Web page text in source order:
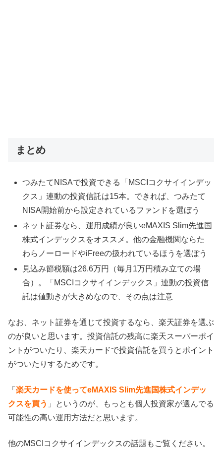
まとめ
つみたてNISAで投資できる「MSCIコクサイインデッ
クス」連動の投資信託は15本。できれば、つみたて
NISA開始前から設定されているファンドを選ぼう
ネット証券なら、運用成績が良いeMAXIS Slim先進国
株式インデックスをオススメ。他の金融機関ならた
わらノーロードやiFreeの扱われているほうを選ぼう
見込み節税額は26.6万円（毎月1万円積み立ての場
合）。「MSCIコクサイインデックス」連動の投資信
託は値動きが大きめなので、その点は注意
なお、ネット証券を通じて投資するなら、楽天証券を選ぶ
のが良いと思います。投資信託の残高に楽天スーパーポイ
ントがついたり、楽天カードで投資信託を買うとポイント
がついたりするためです。
「 楽天カードを使ってeMAXIS Slim先進国株式インデッ
クスを買う 」というのが、もっとも個人投資家が選んでる
可能性の高い運用方法だと思います。
他のMSCIコクサイインデックスの話題もご覧ください。